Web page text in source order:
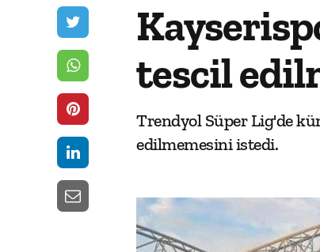
tescil
Trendyol Süper Lig'de
edilmemesini istedi.